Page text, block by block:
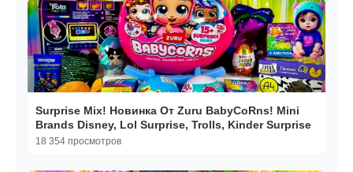
Surprise Mix! Новинка От Zuru BabyCoRns! Mini
Brands Disney, Lol Surprise, Trolls, Kinder Surprise
18 354 просмотров